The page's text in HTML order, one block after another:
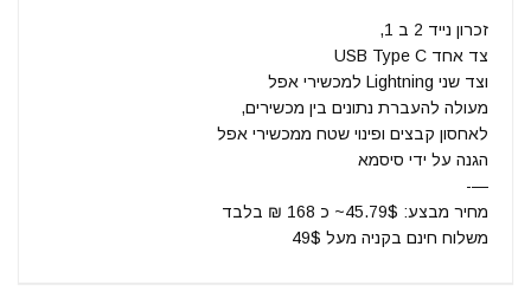
זכרון נייד 2 ב 1,
צד אחד USB Type C
וצד שני Lightning למכשירי אפל
מעולה להעברת נתונים בין מכשירים,
לאחסון קבצים ופינוי שטח ממכשירי אפל
הגנה על ידי סיסמא
—-
מחיר מבצע: 45.79$~ כ 168 ₪ בלבד
משלוח חינם בקניה מעל 49$